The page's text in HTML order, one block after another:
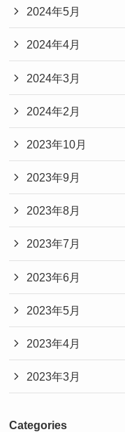
2024年5月
2024年4月
2024年3月
2024年2月
2023年10月
2023年9月
2023年8月
2023年7月
2023年6月
2023年5月
2023年4月
2023年3月
Categories